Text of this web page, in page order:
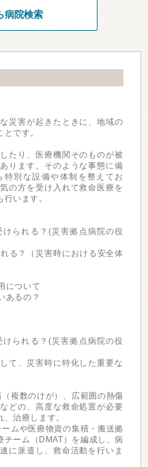
病院検索
災害が起きたときに、地域の
です。
たり、医療機関そのものが被
ります。そのような事態に備
特別な設備や体制を整えてお
の方を受け入れて救命医療を
います。
られる？(災害拠点病院の役
る？（災害時における安全体
について
あるの？
られる？(災害拠点病院の役
て、災害時に特化した重要な
複数のけが）、広範囲の熱傷
どの、高度な救命処置が必要
治療します。
ムや医療物資の集積・搬送拠
ーム（DMAT）を編成し、病
に派遣し、救命活動を行いま